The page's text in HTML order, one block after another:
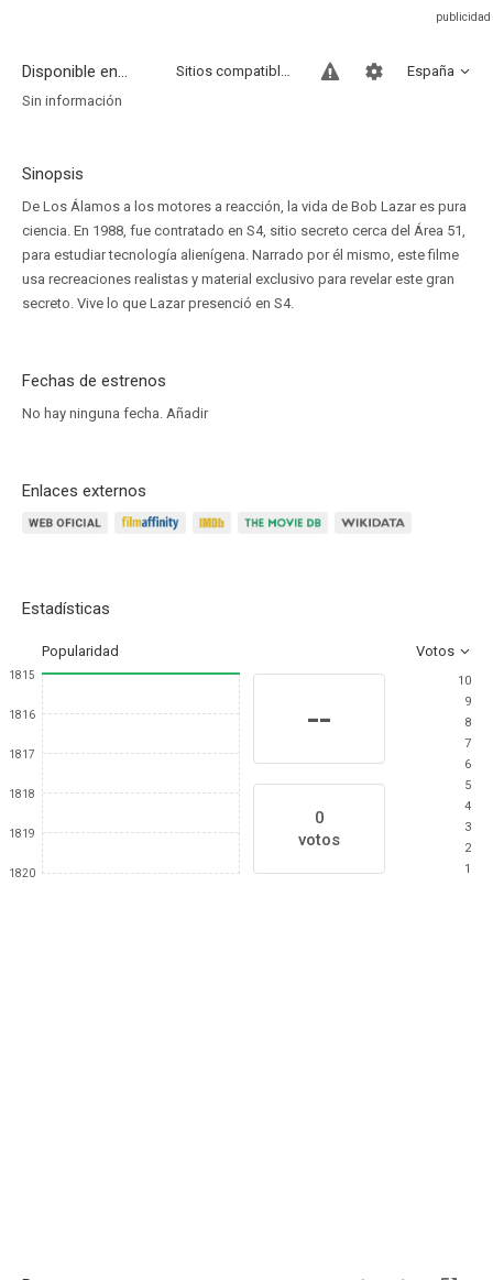
Disponible en... España
Sitios compatibles
Sin información
Sinopsis
De Los Álamos a los motores a reacción, la vida de Bob Lazar es pura
ciencia. En 1988, fue contratado en S4, sitio secreto cerca del Área 51,
para estudiar tecnología alienígena. Narrado por él mismo, este filme
usa recreaciones realistas y material exclusivo para revelar este gran
secreto. Vive lo que Lazar presenció en S4.
Fechas de estrenos
No hay ninguna fecha. Añadir
Enlaces externos
Estadísticas
Popularidad Votos
1815
1816
1817
1818
1819
1820
--
0
votos
10
9
8
7
6
5
4
3
2
1